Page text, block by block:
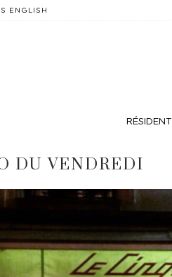
ENGLISH
RÉSIDENT
DU VENDREDI